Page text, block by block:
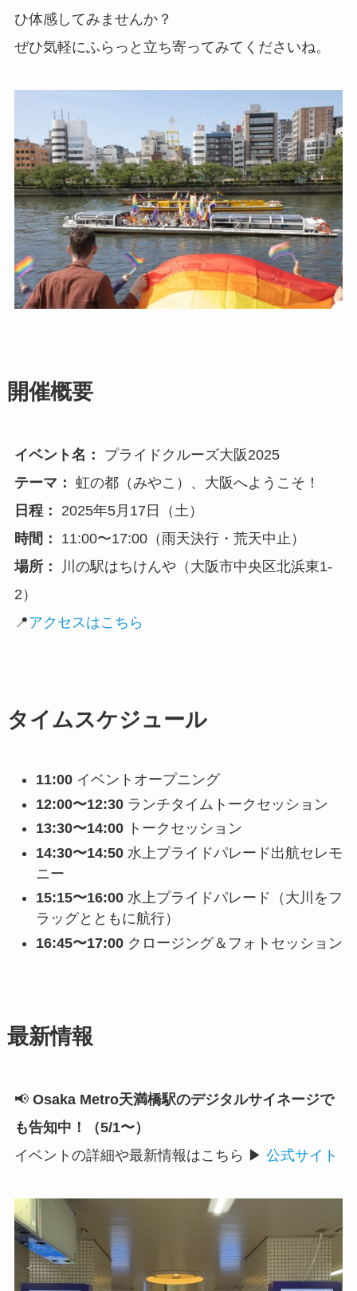
ひ体感してみませんか？
ぜひ気軽にふらっと立ち寄ってみてくださいね。
開催概要
イベント名：
プライドクルーズ大阪2025
テーマ： 虹の都（みやこ）、大阪へようこそ！
日程：
2025年5月17日（土）
時間：
11:00〜17:00（雨天決行・荒天中止）
場所：
川の駅はちけんや（大阪市中央区北浜東1-
2）
📍アクセスはこちら
タイムスケジュール
11:00イベントオープニング
12:00〜12:30ランチタイムトークセッション
13:30〜14:00トークセッション
14:30〜14:50水上プライドパレード出航セレモ
ニー
15:15〜16:00水上プライドパレード（大川をフ
ラッグとともに航行）
16:45〜17:00クロージング＆フォトセッション
最新情報
📢 Osaka Metro天満橋駅のデジタルサイネージで
も告知中！（5/1〜）
イベントの詳細や最新情報はこちら ▶︎ 公式サイト